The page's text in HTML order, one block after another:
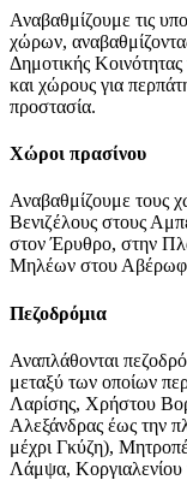
Αναβαθμίζουμε τις
χώρων,
Δημοτικής
και χώρους για
προστασία.
Χώροι πρασίνου
Αναβαθμίζουμε τους
Βενιζέλους στους
στον Έρυθρο, στην
Μηλέων στου
Πεζοδρόμια
Αναπλάθονται
μεταξύ των οποίων
Λαρίσης, Χρήστου
Αλεξάνδρας έως την
μέχρι Γκύζη),
Λάμψα, Κοργιαλενίου